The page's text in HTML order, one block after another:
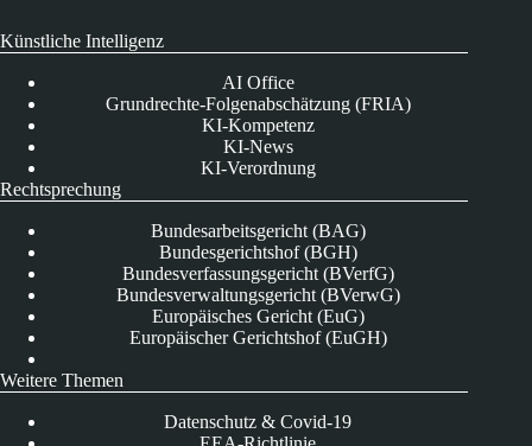
Künstliche Intelligenz
AI Office
Grundrechte-Folgenabschätzung (FRIA)
KI-Kompetenz
KI-News
KI-Verordnung
Rechtsprechung
Bundesarbeitsgericht (BAG)
Bundesgerichtshof (BGH)
Bundesverfassungsgericht (BVerfG)
Bundesverwaltungsgericht (BVerwG)
Europäisches Gericht (EuG)
Europäischer Gerichtshof (EuGH)
Weitere Themen
Datenschutz & Covid-19